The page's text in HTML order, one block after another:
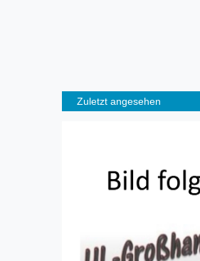
Zuletzt angesehen